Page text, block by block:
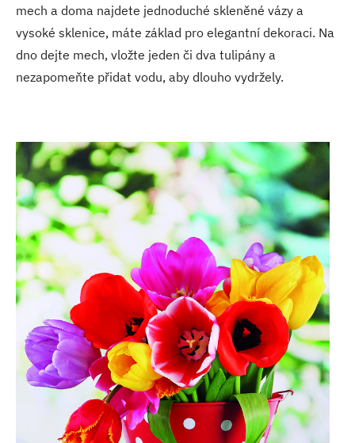
mech a doma najdete jednoduché skleněné vázy a
vysoké sklenice, máte základ pro elegantní dekoraci. Na
dno dejte mech, vložte jeden či dva tulipány a
nezapomeňte přidat vodu, aby dlouho vydržely.